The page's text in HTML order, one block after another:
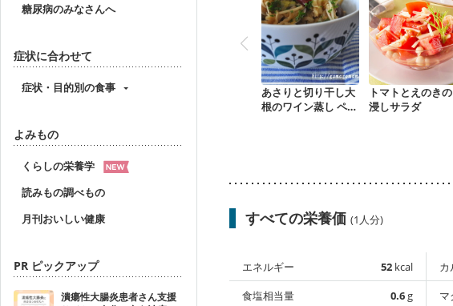
糖尿病のみなさんへ
症状に合わせて
症状・目的別の食事
よみもの
くらしの栄養学
読みもの調べもの
月刊おいしい健康
PR ピックアップ
潰瘍性大腸炎患者さん支援
あさりと切り干し大
根のワイン蒸し ペペ
トマトとえのき
浸しサラダ
すべての栄養価 (1人分)
エネルギー 52 kcal
食塩相当量
0.6g
カ
マ